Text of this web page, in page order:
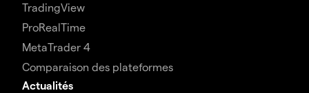
TradingView
ProRealTime
MetaTrader 4
Comparaison des plateformes
Actualités